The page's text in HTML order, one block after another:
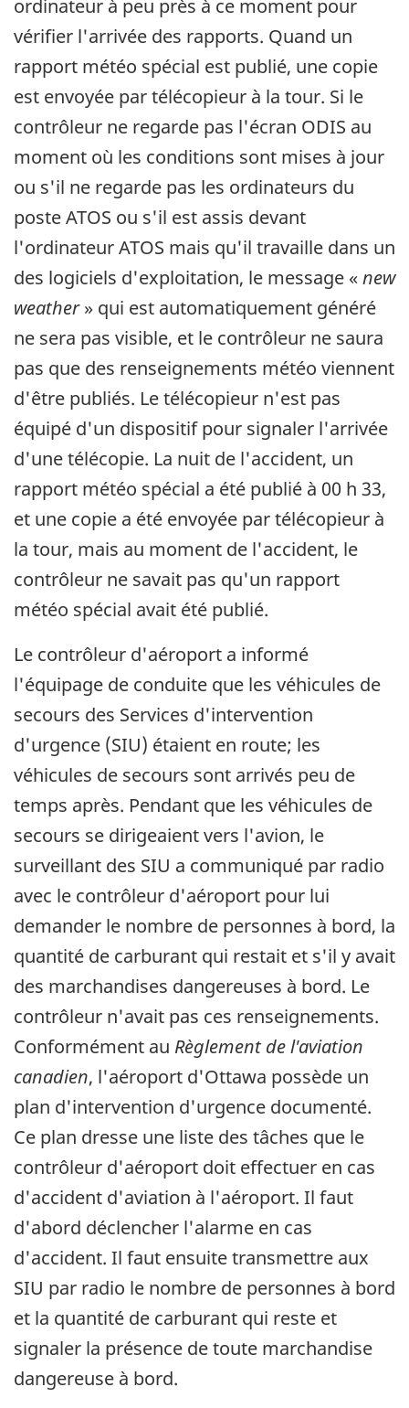
ordinateur à peu près à ce moment pour
vérifier l'arrivée des rapports. Quand un
rapport météo spécial est publié, une copie
est envoyée par télécopieur à la tour. Si le
contrôleur ne regarde pas l'écran ODIS au
moment où les conditions sont mises à jour
ou s'il ne regarde pas les ordinateurs du
poste ATOS ou s'il est assis devant
l'ordinateur ATOS mais qu'il travaille dans un
des logiciels d'exploitation, le message «new
weather» qui est automatiquement généré
ne sera pas visible, et le contrôleur ne saura
pas que des renseignements météo viennent
d'être publiés. Le télécopieur n'est pas
équipé d'un dispositif pour signaler l'arrivée
d'une télécopie. La nuit de l'accident, un
rapport météo spécial a été publié à 00 h 33,
et une copie a été envoyée par télécopieur à
la tour, mais au moment de l'accident, le
contrôleur ne savait pas qu'un rapport
météo spécial avait été publié.
Le contrôleur d'aéroport a informé
l'équipage de conduite que les véhicules de
secours des Services d'intervention
d'urgence (SIU) étaient en route; les
véhicules de secours sont arrivés peu de
temps après. Pendant que les véhicules de
secours se dirigeaient vers l'avion, le
surveillant des SIU a communiqué par radio
avec le contrôleur d'aéroport pour lui
demander le nombre de personnes à bord, la
quantité de carburant qui restait et s'il y avait
des marchandises dangereuses à bord. Le
contrôleur n'avait pas ces renseignements.
Conformément au Règlement de l'aviation
canadien, l'aéroport d'Ottawa possède un
plan d'intervention d'urgence documenté.
Ce plan dresse une liste des tâches que le
contrôleur d'aéroport doit effectuer en cas
d'accident d'aviation à l'aéroport. Il faut
d'abord déclencher l'alarme en cas
d'accident. Il faut ensuite transmettre aux
SIU par radio le nombre de personnes à bord
et la quantité de carburant qui reste et
signaler la présence de toute marchandise
dangereuse à bord.